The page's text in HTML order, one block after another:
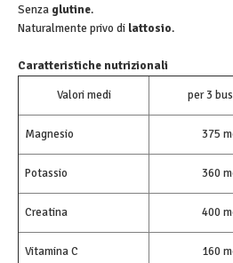
Senza glutine.
Naturalmente privo di lattosio.
Caratteristiche nutrizionali
Valori medi per 3
Magnesio 375
Potassio 360
Creatina 400
Vitamina C 160